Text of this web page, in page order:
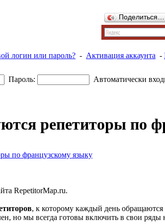
Поделиться…
логин или пароль? - Активация аккаунта -
Пароль:
Автоматически
репетиторы по
по французскому языку
RepetitorMap.ru.
, к которому каждый день
но мы всегда готовы включить в свои ряды